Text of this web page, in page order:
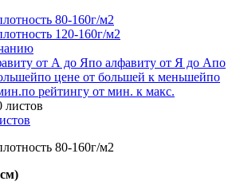
80-160г/м2
120-160г/м2
от А до Япо алфавиту от Я до Апо
по цене от большей к меньшейпо
по рейтингу от мин. к макс.
80-160г/м2